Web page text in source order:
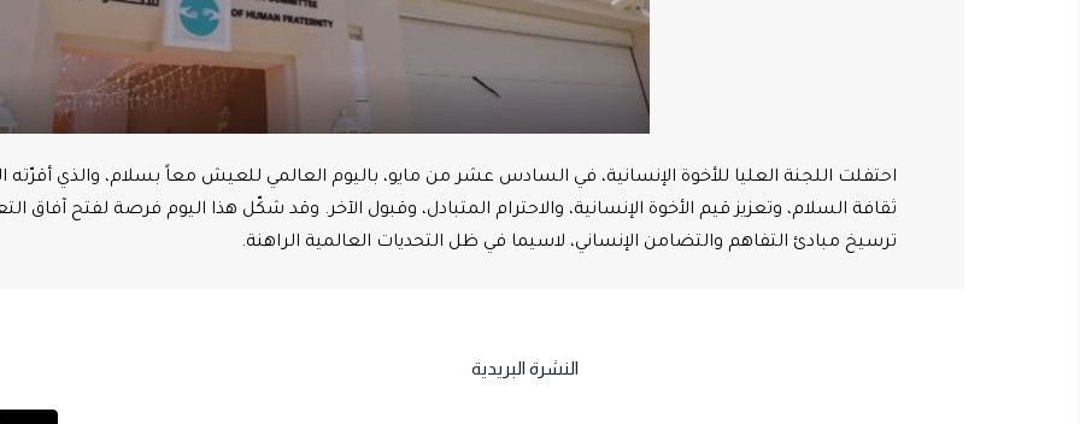
احتفلت اللجنة العليا للأخوة الإنسانية، في السادس عشر من مايو، باليوم العالمي للعيش معاً بسلام، والذي أقرّته
ثقافة السلام، وتعزيز قيم الأخوة الإنسانية، والاحترام المتبادل، وقبول الآخر. وقد شكّل هذا اليوم فرصة لفتح
ترسيخ مبادئ التفاهم والتضامن الإنساني، لاسيما في ظل التحديات العالمية الراهنة.
النشرة البريدية